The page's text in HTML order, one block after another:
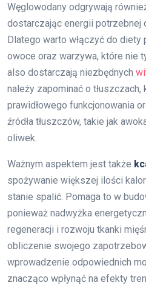
Węglowodany odgrywają
dostarczając energii potrzebnej
Dlatego warto włączyć do diety
owoce oraz warzywa, które nie
also dostarczają niezbędnych
należy zapominać o
prawidłowego funkcjonowania
źródła tłuszczów, takie jak
oliwek.
Ważnym aspektem jest także
spożywanie większej ilości
stanie spalić. Pomaga to w
ponieważ nadwyżka
regeneracji i rozwoju tkanki
obliczenie swojego
wprowadzenie odpowiednich
znacząco wpłynąć na efekty